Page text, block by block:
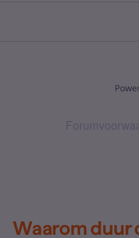
Waarom duur